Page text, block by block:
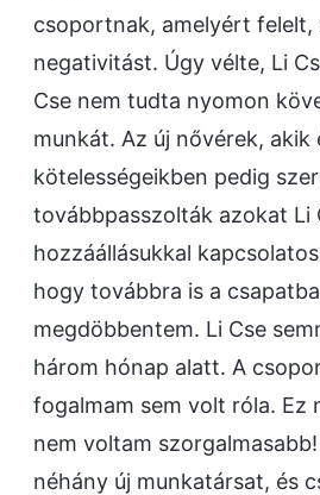
csoportnak, amelyért felelt,
negativitást. Úgy vélte, Li
Cse nem tudta nyomon
munkát. Az új nővérek,
kötelességeikben pedig
továbbpasszolták azokat Li
hozzáállásukkal
hogy továbbra is a
megdöbbentem. Li Cse
három hónap alatt. A
fogalmam sem volt róla. Ez
nem voltam
néhány új munkatársat, és